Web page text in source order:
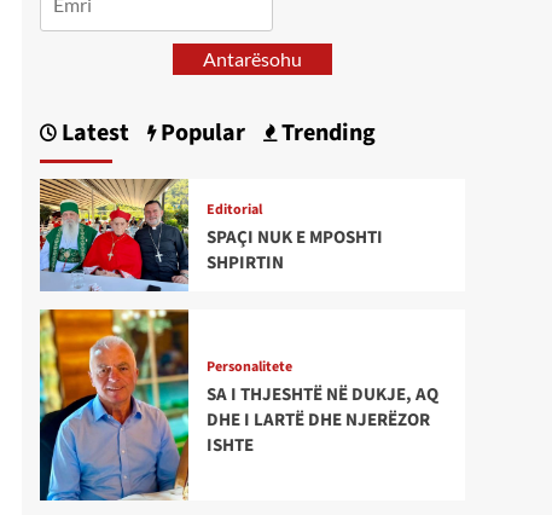
Antarësohu
Latest Popular Trending
Editorial
SPAÇI NUK E MPOSHTI
SHPIRTIN
Personalitete
SA I THJESHTË NË DUKJE, AQ
DHE I LARTË DHE NJERËZOR
ISHTE